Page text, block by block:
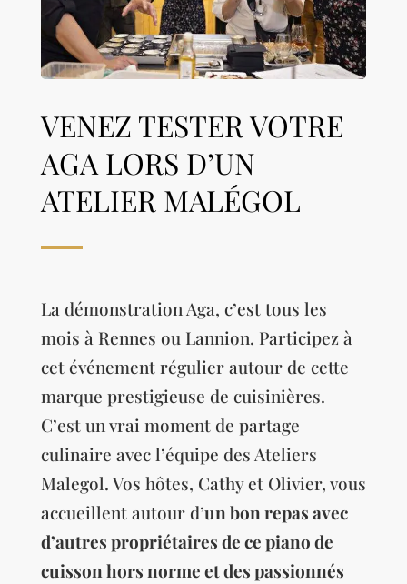
VENEZ TESTER VOTRE
AGA LORS D’UN
ATELIER MALÉGOL
La démonstration Aga, c’est tous les
mois à Rennes ou Lannion. Participez à
cet événement régulier autour de cette
marque prestigieuse de cuisinières.
C’est un vrai moment de partage
culinaire avec l’équipe des Ateliers
Malegol. Vos hôtes, Cathy et Olivier, vous
accueillent autour d’un bon repas avec
d’autres propriétaires de ce piano de
cuisson hors norme et des passionnés